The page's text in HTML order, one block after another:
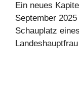
Ein neues
September
Schauplatz